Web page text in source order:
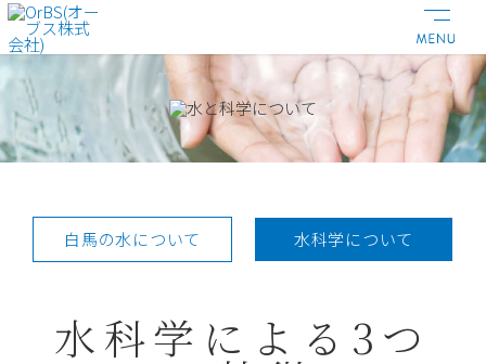
白馬の水について 水科学について
水科学による3つ